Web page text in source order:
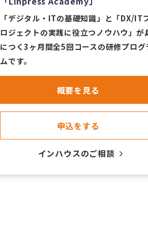
「デジタル・ITの基礎知識」と「DX/IT
ロジェクトの実践に役立つノウハウ」が
につく3ヶ月間全5回コースの研修プログ
ムです。
​概要を見る
​申込をする
​インハウスのご相談